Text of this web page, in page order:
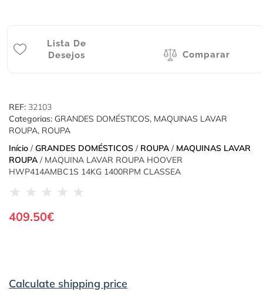
Lista De
Desejos
Comparar
REF: 32103
Categorias: GRANDES DOMÉSTICOS, MAQUINAS LAVAR
ROUPA, ROUPA
Início / GRANDES DOMÉSTICOS / ROUPA / MAQUINAS LAVAR
ROUPA / MAQUINA LAVAR ROUPA HOOVER
HWP414AMBC1S 14KG 1400RPM CLASSEA
★ ★ ★ ★ ★
409.50€
Calculate shipping price